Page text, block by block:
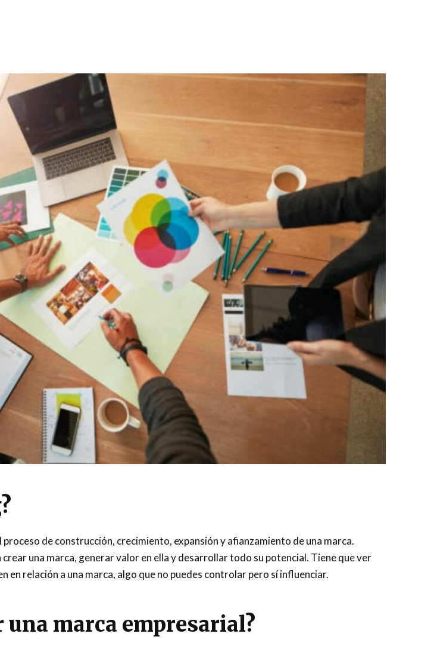
proceso de construcción, crecimiento, expansión y afianzamiento de una marca.
una marca, generar valor en ella y desarrollar todo su potencial. Tiene que ver
en relación a una marca, algo que no puedes controlar pero sí influenciar.
una marca empresarial?